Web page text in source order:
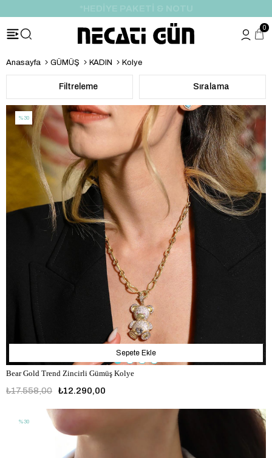
0
Anasayfa GÜMÜŞ KADIN Kolye
Filtreleme Sıralama
Bear Gold Trend Zincirli Gümüş Kolye
₺12.290,00
₺17.558,00
Sepete Ekle
%30
%30